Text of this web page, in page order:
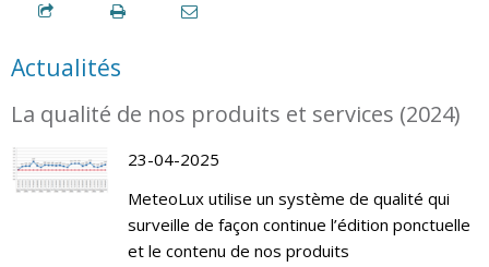
Actualités
La qualité de nos produits et services (2024)
23-04-2025
MeteoLux utilise un système de qualité qui
surveille de façon continue l’édition ponctuelle
et le contenu de nos produits